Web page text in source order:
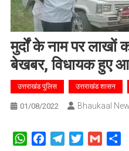
मुर्दों के नाम पर
बेखबर, विधायक हुए
उत्तराखंड पुलिस उत्तराखंड शासन
01/08/2022 Bhaukaal
WhatsAppFacebookTelegramTwitterGmail